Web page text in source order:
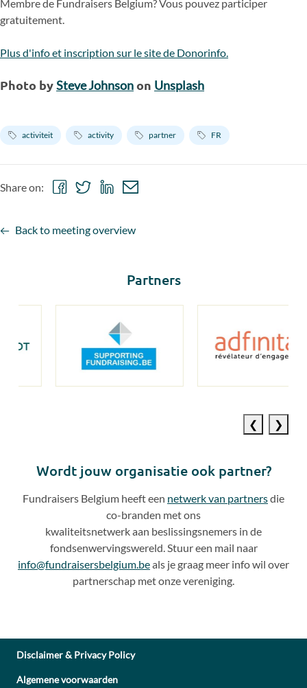
Membre de Fundraisers Belgium? Vous pouvez participer
gratuitement.
Plus d'info et inscription sur le site de Donorinfo.
Photo bySteve Johnsonon Unsplash
activiteit activity partner FR
Back to meeting overview
Share on:
ShareShare ShareShare
Partners
Wordt jouw organisatie ook partner?
Fundraisers Belgium heeft een netwerk van partnersdie
co-branden met ons
kwaliteitsnetwerk aan beslissingsnemers in de
fondsenwervingswereld. Stuur een mail naar
info@fundraisersbelgium.beals je graag meer info wil over
partnerschap met onze vereniging.
Disclaimer & Privacy Policy
Algemene voorwaarden